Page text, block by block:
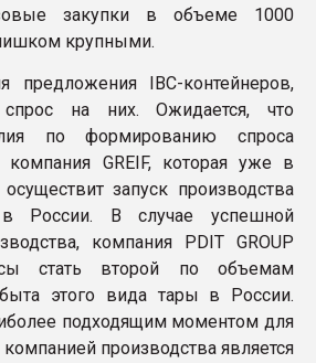
закупки в объеме 1000
крупными.
предложения IBC-контейнеров,
на них. Ожидается, что
по формированию спроса
GREIF, которая уже в
запуск производства
в России. В случае успешной
компания PDIT GROUP
стать второй по объемам
этого вида тары в России.
подходящим моментом для
производства является